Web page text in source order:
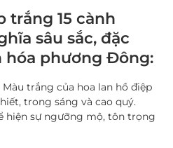
trắng 15 cành
sâu sắc, đặc
hóa phương Đông:
Màu trắng của hoa lan hồ điệp
trong sáng và cao quý.
hiện sự ngưỡng mộ, tôn trọng